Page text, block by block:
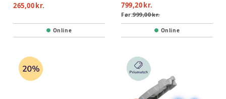
265,00 kr.
Online
799,20 kr.
Før:999,00 kr.
Online